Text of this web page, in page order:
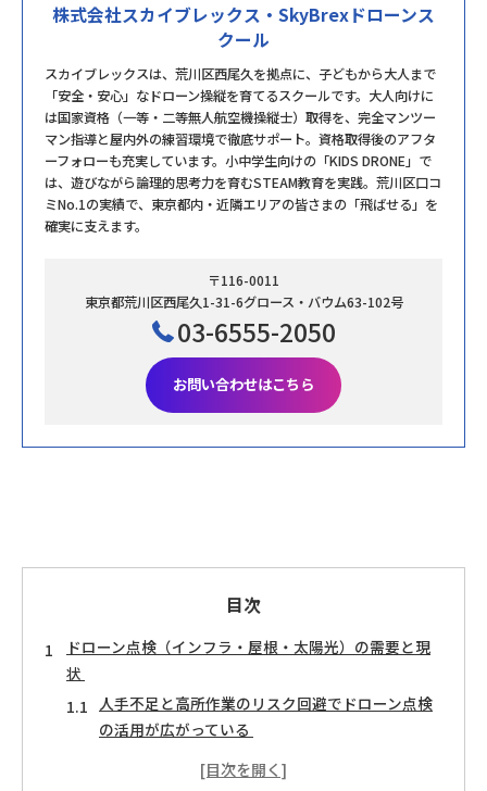
株式会社スカイブレックス・SkyBrexドローンス
クール
スカイブレックスは、荒川区西尾久を拠点に、子どもから大人まで
「安全・安心」なドローン操縦を育てるスクールです。大人向けに
は国家資格（一等・二等無人航空機操縦士）取得を、完全マンツー
マン指導と屋内外の練習環境で徹底サポート。資格取得後のアフタ
ーフォローも充実しています。小中学生向けの「KIDS DRONE」で
は、遊びながら論理的思考力を育むSTEAM教育を実践。荒川区口コ
ミNo.1の実績で、東京都内・近隣エリアの皆さまの「飛ばせる」を
確実に支えます。
〒116-0011
東京都荒川区西尾久1-31-6グロース・バウム63-102号
03-6555-2050
お問い合わせはこちら
目次
ドローン点検（インフラ・屋根・太陽光）の需要と現
状
人手不足と高所作業のリスク回避でドローン点検
の活用が広がっている
屋根・外壁・太陽光・橋梁・煙突など、分野ごと